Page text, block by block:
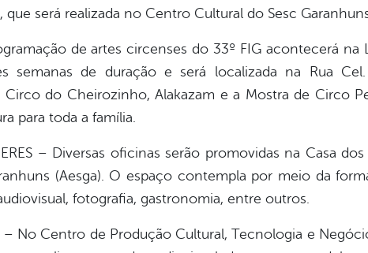
que será realizada no Centro Cultural do Sesc
de artes circenses do 33º FIG acontecerá
semanas de duração e será localizada na Rua
Circo do Cheirozinho, Alakazam e a Mostra de Circo
para toda a família.
– Diversas oficinas serão promovidas na Casa
(Aesga). O espaço contempla por meio da
fotografia, gastronomia, entre outros.
– No Centro de Produção Cultural, Tecnologia e